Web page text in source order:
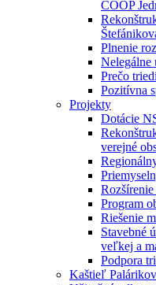
COOP
Plnenie
Nelegálne
Prečo
Pozitívna
Projekty
Dotácie
verejné
Program
Riešenie
Stavebné
veľkej a
Podpora
Kaštieľ